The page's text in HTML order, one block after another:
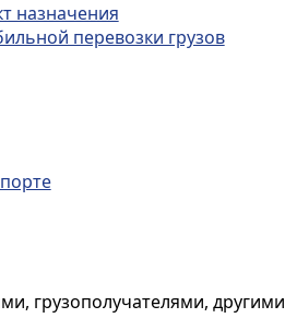
назначения
перевозки грузов
грузополучателями, другими